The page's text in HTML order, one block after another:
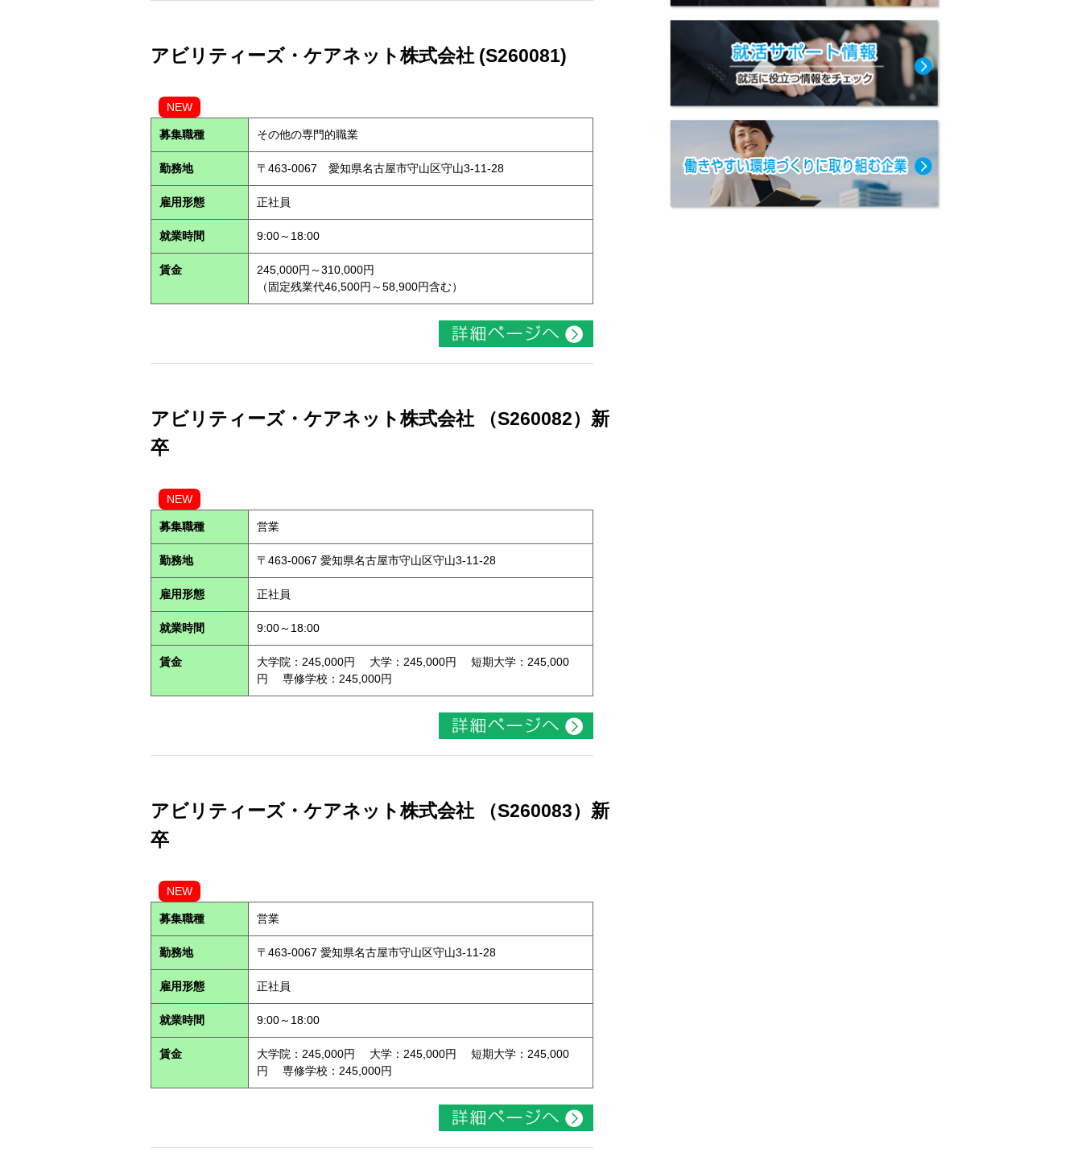
アビリティーズ・ケアネット株式会社 (S260081)
NEW
募集職種 その他の専門的職業
勤務地 〒463-0067 愛知県名古屋市守山区守山3-11-28
雇用形態 正社員
就業時間 9:00～18:00
賃金
245,000円～310,000円
（固定残業代46,500円～58,900円含む）
アビリティーズ・ケアネット株式会社 （S260082）新
卒
NEW
募集職種 営業
勤務地 〒463-0067 愛知県名古屋市守山区守山3-11-28
雇用形態 正社員
就業時間 9:00～18:00
賃金
大学院：245,000円 大学：245,000円 短期大学：245,000
円 専修学校：245,000円
アビリティーズ・ケアネット株式会社 （S260083）新
卒
NEW
募集職種 営業
勤務地 〒463-0067 愛知県名古屋市守山区守山3-11-28
雇用形態 正社員
就業時間 9:00～18:00
賃金
大学院：245,000円 大学：245,000円 短期大学：245,000
円 専修学校：245,000円